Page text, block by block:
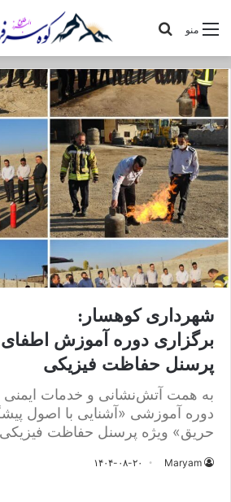
منو
شهرداری کوهسار:
برگزاری دوره آموزش
پرسنل حفاظت فیزیکی
به همت آتش‌نشانی و خدمات ایمنی
دوره آموزشی «آشنایی با اصول
حریق» ویژه پرسنل حفاظت
Maryam ۱۴۰۴-۰۸-۲۰